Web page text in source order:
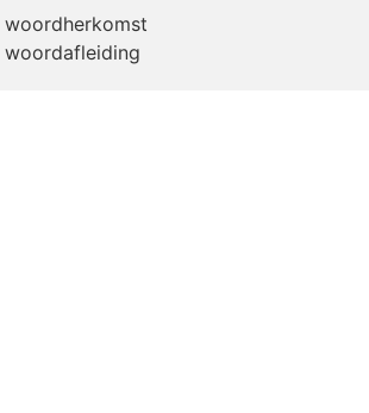
woordherkomst
woordafleiding